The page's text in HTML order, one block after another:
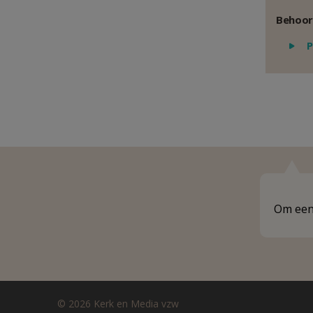
Om
© 2026 Kerk en Media vzw